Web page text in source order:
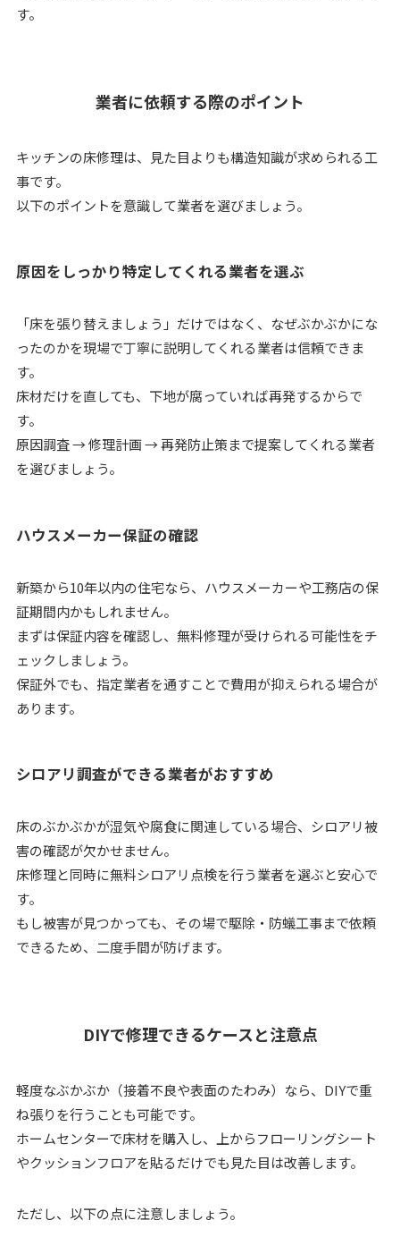
す。
業者に依頼する際のポイント
キッチンの床修理は、見た目よりも構造知識が求められる工
事です。
以下のポイントを意識して業者を選びましょう。
原因をしっかり特定してくれる業者を選ぶ
「床を張り替えましょう」だけではなく、なぜぶかぶかにな
ったのかを現場で丁寧に説明してくれる業者は信頼できま
す。
床材だけを直しても、下地が腐っていれば再発するからで
す。
原因調査 → 修理計画 → 再発防止策まで提案してくれる業者
を選びましょう。
ハウスメーカー保証の確認
新築から10年以内の住宅なら、ハウスメーカーや工務店の保
証期間内かもしれません。
まずは保証内容を確認し、無料修理が受けられる可能性をチ
ェックしましょう。
保証外でも、指定業者を通すことで費用が抑えられる場合が
あります。
シロアリ調査ができる業者がおすすめ
床のぶかぶかが湿気や腐食に関連している場合、シロアリ被
害の確認が欠かせません。
床修理と同時に無料シロアリ点検を行う業者を選ぶと安心で
す。
もし被害が見つかっても、その場で駆除・防蟻工事まで依頼
できるため、二度手間が防げます。
DIYで修理できるケースと注意点
軽度なぶかぶか（接着不良や表面のたわみ）なら、DIYで重
ね張りを行うことも可能です。
ホームセンターで床材を購入し、上からフローリングシート
やクッションフロアを貼るだけでも見た目は改善します。
ただし、以下の点に注意しましょう。